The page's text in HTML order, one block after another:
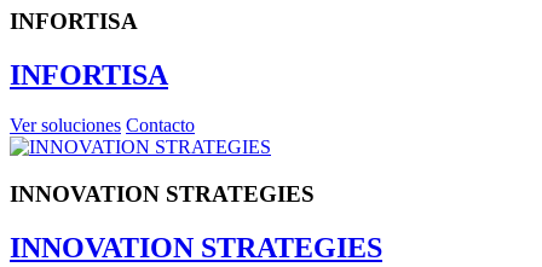
INFORTISA
INFORTISA
Ver soluciones Contacto
INNOVATION STRATEGIES
INNOVATION STRATEGIES